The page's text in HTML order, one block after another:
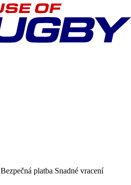
Bezpečná platba Snadné vracení